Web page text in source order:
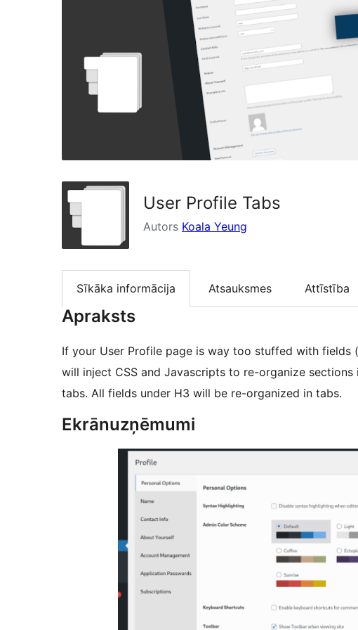
User Profile Tabs
Autors Koala Yeung
Sīkāka informācija Atsauksmes Attīstība
Apraksts
If your User Profile page is way too stuffed with fields
will inject CSS and Javascripts to re-organize sections
tabs. All fields under H3 will be re-organized in tabs.
Ekrānuzņēmumi